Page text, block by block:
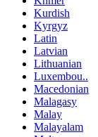
Kurdish
Kyrgyz
Latin
Latvian
Lithuanian
Luxembou..
Macedonian
Malagasy
Malay
Malayalam